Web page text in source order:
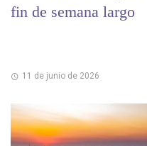
fin de semana largo
11 de junio de 2026